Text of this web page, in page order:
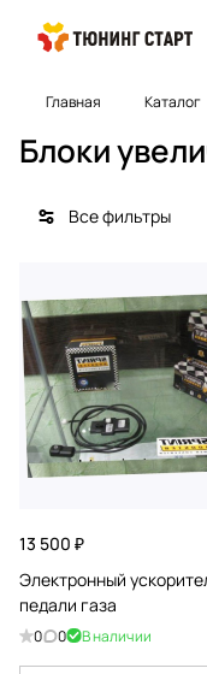
Главная Каталог
Блоки
Все фильтры
13 500 ₽
Электронный
педали газа
0 0 В наличии